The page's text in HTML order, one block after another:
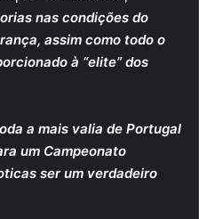
nas condições do
assim como todo o
à “elite” dos
a mais valia de Portugal
um Campeonato
ser um verdadeiro